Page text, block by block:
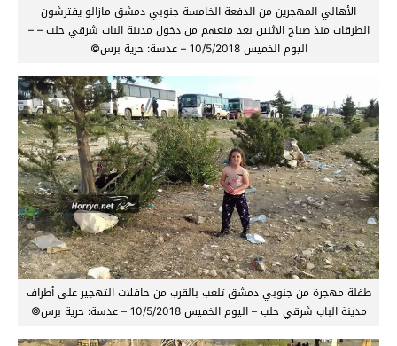
الأهالي المهجرين من الدفعة الخامسة جنوبي دمشق مازالو يفترشون
الطرقات منذ صباح الاثنين بعد منعهم من دخول مدينة الباب شرقي حلب – –
اليوم الخميس 10/5/2018 – عدسة: حرية برس©
طفلة مهجرة من جنوبي دمشق تلعب بالقرب من حافلات التهجير على أطراف
مدينة الباب شرقي حلب – اليوم الخميس 10/5/2018 – عدسة: حرية برس©